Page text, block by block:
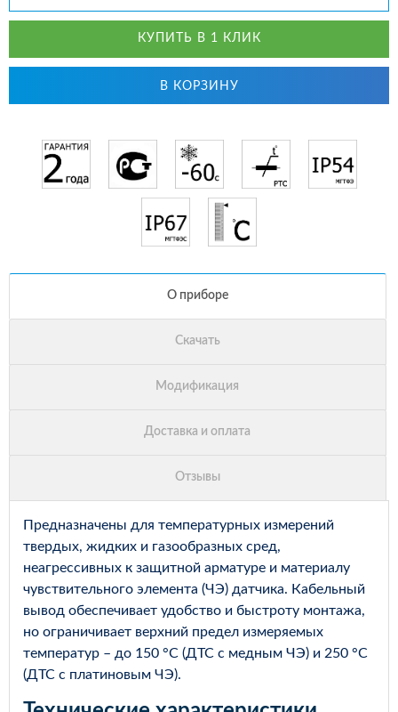
КУПИТЬ В 1 КЛИК
В КОРЗИНУ
Предназначены для температурных измерений
твердых, жидких и газообразных сред,
неагрессивных к защитной арматуре и материалу
чувствительного элемента (ЧЭ) датчика. Кабельный
вывод обеспечивает удобство и быстроту монтажа,
но ограничивает верхний предел измеряемых
температур – до 150 °С (ДТС с медным ЧЭ) и 250 °С
(ДТС с платиновым ЧЭ).